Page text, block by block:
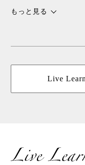
沖縄
浜比嘉島
桑茶
もっと見る
Live